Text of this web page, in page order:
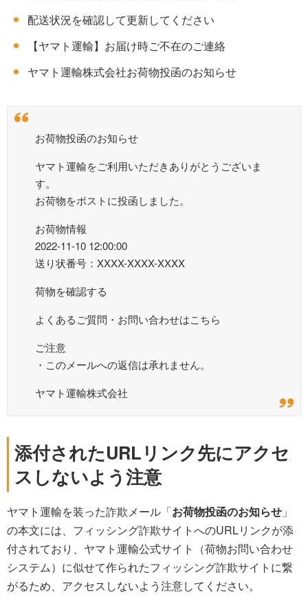
配送状況を確認して更新してください
【ヤマト運輸】お届け時ご不在のご連絡
ヤマト運輸株式会社お荷物投函のお知らせ
お荷物投函のお知らせ
ヤマト運輸をご利用いただきありがとうございま
す。
お荷物をポストに投函しました。
お荷物情報
2022-11-10 12:00:00
送り状番号：XXXX-XXXX-XXXX
荷物を確認する
よくあるご質問・お問い合わせはこちら
ご注意
・このメールへの返信は承れません。
ヤマト運輸株式会社
添付されたURLリンク先にアクセ
スしないよう注意
ヤマト運輸を装った詐欺メール「お荷物投函のお知らせ 」
の本文には、フィッシング詐欺サイトへのURLリンクが添
付されており、ヤマト運輸公式サイト（荷物お問い合わせ
システム）に似せて作られたフィッシング詐欺サイトに繋
がるため、アクセスしないよう注意してください。